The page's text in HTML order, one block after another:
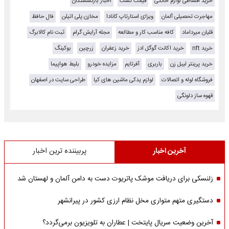
مهاجرت تحصیلی آلمان
ویزای استارتاپ کانادا مخازن پلی اتیلن
فال حافظ
قلیان میرداماد
کافه مناسب کار و مطالعه مجله آرایش گرام
ثبت نام کالابرگ
خرید nft
خرید اکانت گوگل ادز خرید زعفران زرچین
بوکینگ
خرید پرینتر لیبل زن
باربری آفرتایم مزایده خودرو
بلیط هواپیما
فروشگاه لوله و اتصالات
لوازم یدکی ماشین های کیا
طراحی سایت در اصفهان
قهوه ساز دلونگی
آخرین اخبار پربیننده ترین اخبار
زلنسکی برای دریافت موشک پاتریوت دست به دامن آلمان و لهستان شد
دستگیری متهم متواری مخل نظام ارزی کشور در پیرانشهر
آخرین وضعیت سریال پایتخت | عطاران به تلویزیون برمی‌گردد؟